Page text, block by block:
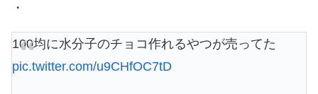
・
100均に水分子のチョコ作れるやつが売ってた
pic.twitter.com/u9CHfOC7tD